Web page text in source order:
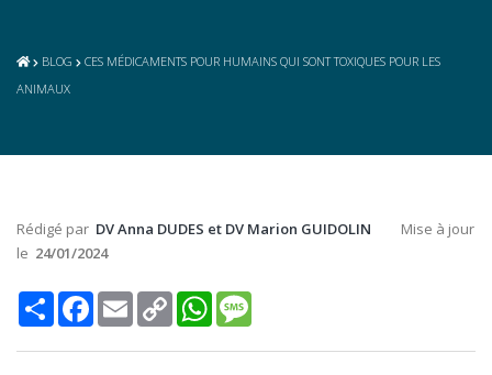
BLOG
CES MÉDICAMENTS POUR HUMAINS QUI SONT TOXIQUES POUR LES
ANIMAUX
Rédigé par DV Anna DUDES et DV Marion GUIDOLIN
Mise à jour
le 24/01/2024
Share Facebook
Email Copy
Link
WhatsApp